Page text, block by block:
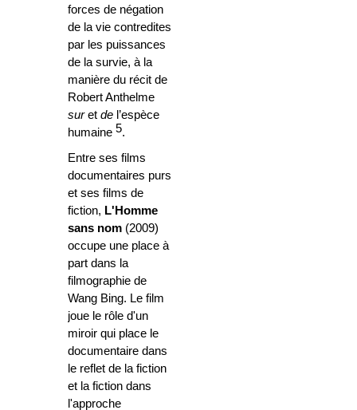
forces de négation
de la vie contredites
par les puissances
de la survie, à la
manière du récit de
Robert Anthelme
suret de l’espèce
humaine 5.
Entre ses films
documentaires purs
et ses films de
fiction, L'Homme
sans nom (2009)
occupe une place à
part dans la
filmographie de
Wang Bing. Le film
joue le rôle d'un
miroir qui place le
documentaire dans
le reflet de la fiction
et la fiction dans
l'approche